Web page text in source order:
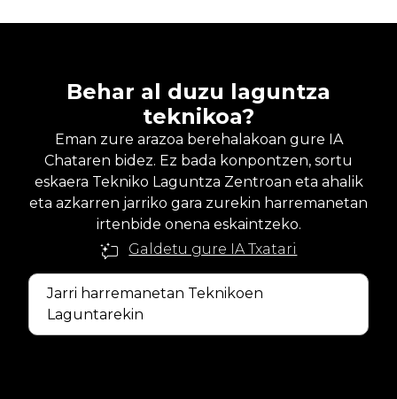
Behar al duzu laguntza
teknikoa?
Eman zure arazoa berehalakoan gure IA
Chataren bidez. Ez bada konpontzen, sortu
eskaera Tekniko Laguntza Zentroan eta ahalik
eta azkarren jarriko gara zurekin harremanetan
irtenbide onena eskaintzeko.
Galdetu gure IA Txatari
Jarri harremanetan Teknikoen
Laguntarekin